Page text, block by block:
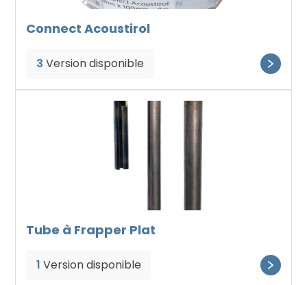
Connect Acoustirol
3 Version disponible
Tube à Frapper Plat
1 Version disponible